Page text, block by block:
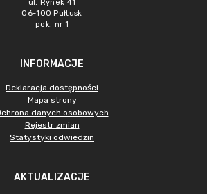
ul. Rynek 41
06-100 Pułtusk
pok. nr 1
INFORMACJE
Deklaracja dostępności
Mapa strony
danych osobowych
Rejestr zmian
Statystyki odwiedzin
AKTUALIZACJE